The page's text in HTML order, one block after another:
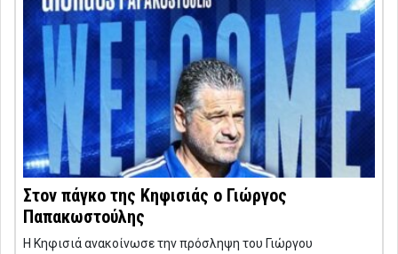
Στον πάγκο της Κηφισιάς ο Γιώργος
Παπακωστούλης
Η Κηφισιά ανακοίνωσε την πρόσληψη του Γιώργου